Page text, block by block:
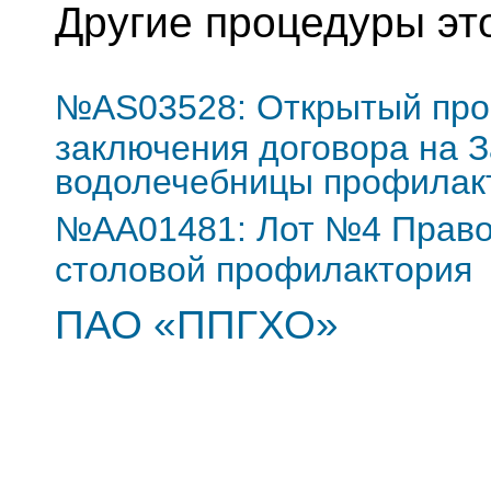
Другие процедуры
№AS03528: Открытый
заключения договора на
водолечебницы
№AA01481: Лот №4 Право
столовой профилактория
ПАО «ППГХО»